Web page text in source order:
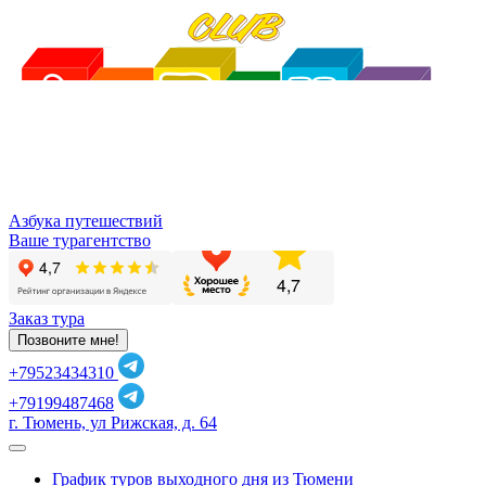
Азбука путешествий
Ваше турагентство
Заказ тура
Позвоните мне!
+79523434310
+79199487468
г. Тюмень, ул Рижская, д. 64
График туров выходного дня из Тюмени